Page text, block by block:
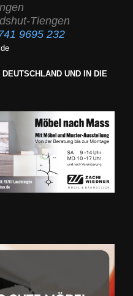
Tiengen
9695 232
UND IN DIE